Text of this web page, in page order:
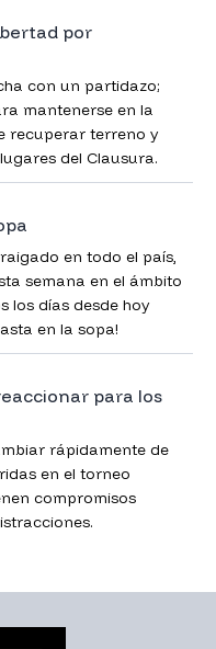
por
con un partidazo;
mantenerse en la
recuperar terreno y
del Clausura.
en todo el país,
semana en el ámbito
los días desde hoy
en la sopa!
para los
rápidamente de
en el torneo
compromisos